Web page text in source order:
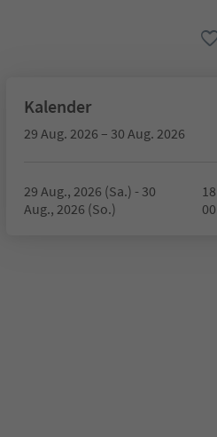
Kalender
29 Aug. 2026 – 30 Aug. 2026
29 Aug., 2026 (Sa.) - 30
Aug., 2026 (So.)